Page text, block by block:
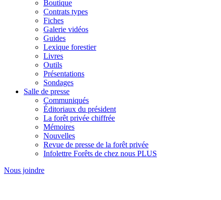
Boutique
Contrats types
Fiches
Galerie vidéos
Guides
Lexique forestier
Livres
Outils
Présentations
Sondages
Salle de presse
Communiqués
Éditoriaux du président
La forêt privée chiffrée
Mémoires
Nouvelles
Revue de presse de la forêt privée
Infolettre Forêts de chez nous PLUS
Nous joindre